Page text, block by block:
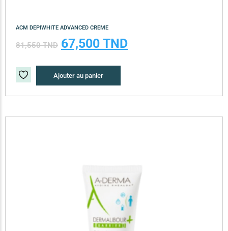
ACM DEPIWHITE ADVANCED CREME
81,550TND 67,500 TND
Ajouter au panier